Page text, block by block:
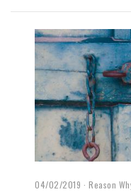
04/02/2019 Reason